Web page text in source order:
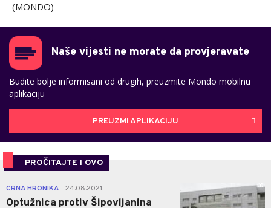
(MONDO)
Naše vijesti ne morate da provjeravate
Budite bolje informisani od drugih, preuzmite Mondo mobilnu
aplikaciju
PREUZMI APLIKACIJU
PROČITAJTE I OVO
CRNA HRONIKA 24.08.2021.
Optužnica protiv Šipovljanina
0